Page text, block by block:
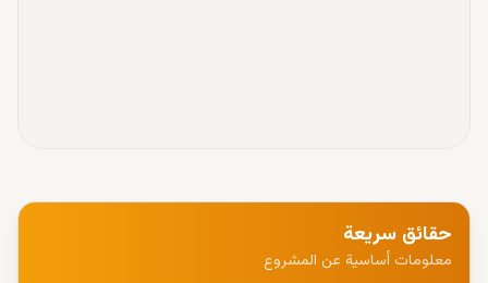
حقائق سريعة
معلومات أساسية عن المشروع